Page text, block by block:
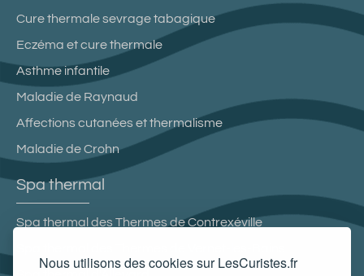
Nous utilisons des cookies sur LesCuristes.fr
Cure thermale sevrage tabagique
Eczéma et cure thermale
Asthme infantile
Maladie de Raynaud
Affections cutanées et thermalisme
Maladie de Crohn
Spa thermal
Spa thermal des Thermes de Contrexéville